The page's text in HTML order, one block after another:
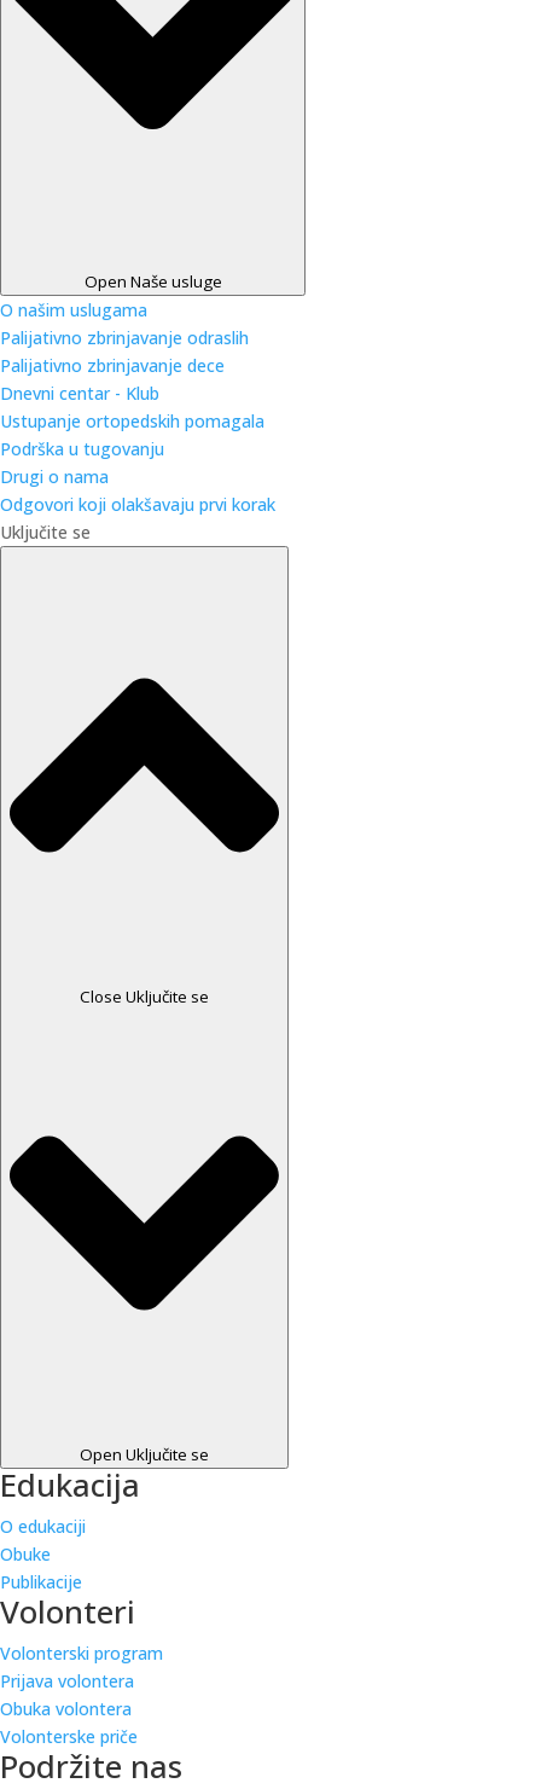
Open Naše usluge
O našim uslugama
Palijativno zbrinjavanje odraslih
Palijativno zbrinjavanje dece
Dnevni centar - Klub
Ustupanje ortopedskih pomagala
Podrška u tugovanju
Drugi o nama
Odgovori koji olakšavaju prvi korak
Uključite se
Close Uključite se
Open Uključite se
Edukacija
O edukaciji
Obuke
Publikacije
Volonteri
Volonterski program
Prijava volontera
Obuka volontera
Volonterske priče
Podržite nas